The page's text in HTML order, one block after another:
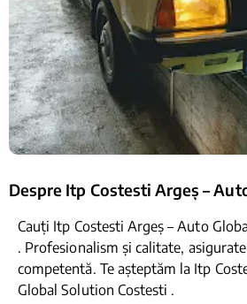
Despre Itp Costesti Argeș –
Cauți Itp Costesti Argeș – Auto
. Profesionalism și calitate,
competentă. Te așteptăm la Itp
Global Solution Costesti .